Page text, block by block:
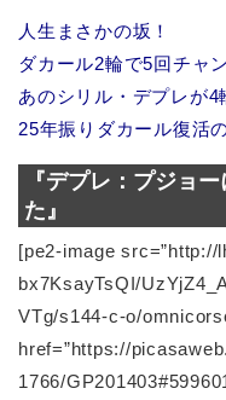
人生まさかの坂！
ダカール2輪で5回チャ
あのシリル・デプレが4
25年振りダカール復活
『デプレ：プジョ
た』
[pe2-image src=”http://
bx7KsayTsQI/
VTg/s144-c-o/
href=”https://
1766/